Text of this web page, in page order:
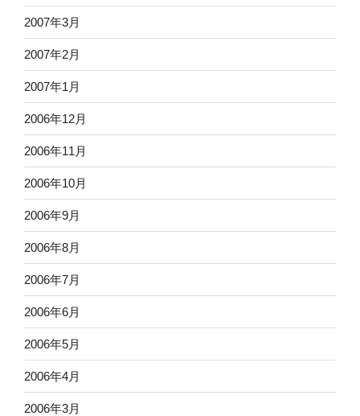
2007年3月
2007年2月
2007年1月
2006年12月
2006年11月
2006年10月
2006年9月
2006年8月
2006年7月
2006年6月
2006年5月
2006年4月
2006年3月